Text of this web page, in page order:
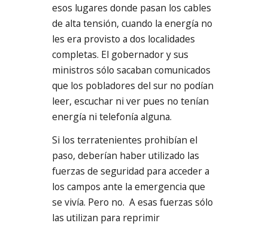
esos lugares donde pasan los cables
de alta tensión, cuando la energía no
les era provisto a dos localidades
completas. El gobernador y sus
ministros sólo sacaban comunicados
que los pobladores del sur no podían
leer, escuchar ni ver pues no tenían
energía ni telefonía alguna.
Si los terratenientes prohibían el
paso, deberían haber utilizado las
fuerzas de seguridad para acceder a
los campos ante la emergencia que
se vivía. Pero no. A esas fuerzas sólo
las utilizan para reprimir